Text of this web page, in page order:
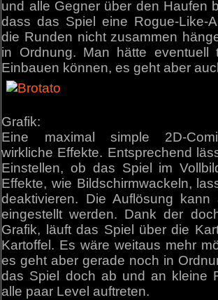
und alle Gegner über den Haufen
dass das Spiel eine Rogue-Like-
die Runden nicht zusammen
in Ordnung. Man hätte eventuell
Einbauen können, es geht aber
Grafik:
Eine maximal simple 2D-
wirkliche Effekte. Entsprechend
Einstellen, ob das Spiel im
Effekte, wie Bildschirmwackeln,
deaktivieren. Die Auflösung kann
eingestellt werden. Dank der
Grafik, läuft das Spiel über die
Kartoffel. Es wäre weitaus mehr
es geht aber gerade noch in
das Spiel doch ab und an kleine
alle paar Level auftreten.